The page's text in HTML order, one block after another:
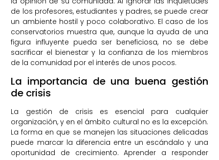
de los profesores, estudiantes y padres, se puede crear
un ambiente hostil y poco colaborativo. El caso de los
conservatorios muestra que, aunque la ayuda de una
figura influyente pueda ser beneficiosa, no se debe
sacrificar el bienestar y la confianza de los miembros
de la comunidad por el interés de unos pocos.
La importancia de una buena gestión
de crisis
La gestión de crisis es esencial para cualquier
organización, y en el ámbito cultural no es la excepción.
La forma en que se manejen las situaciones delicadas
puede marcar la diferencia entre un escándalo y una
oportunidad de crecimiento. Aprender a responder